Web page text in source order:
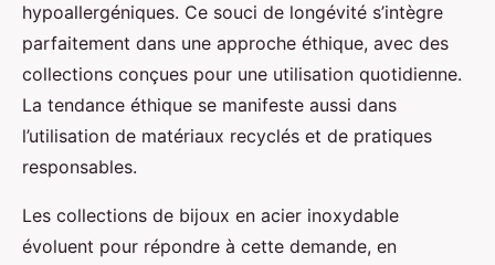
hypoallergéniques. Ce souci de longévité s’intègre
parfaitement dans une approche éthique, avec des
collections conçues pour une utilisation quotidienne.
La tendance éthique se manifeste aussi dans
l’utilisation de matériaux recyclés et de pratiques
responsables.
Les collections de bijoux en acier inoxydable
évoluent pour répondre à cette demande, en